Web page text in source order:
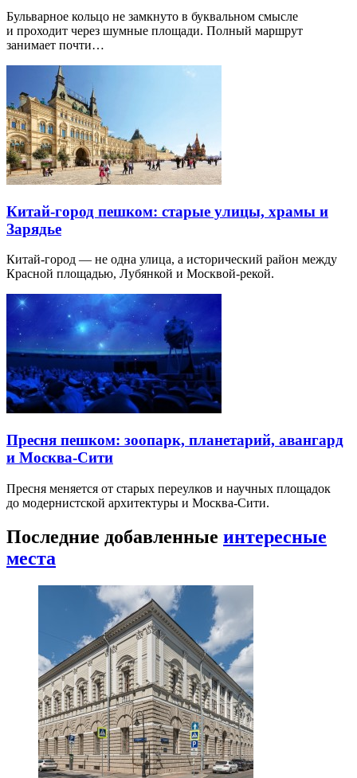
Бульварное кольцо не замкнуто в буквальном смысле
и проходит через шумные площади. Полный маршрут
занимает почти…
Китай-город пешком: старые улицы, храмы и
Зарядье
Китай-город — не одна улица, а исторический район между
Красной площадью, Лубянкой и Москвой-рекой.
Пресня пешком: зоопарк, планетарий, авангард
и Москва-Сити
Пресня меняется от старых переулков и научных площадок
до модернистской архитектуры и Москва-Сити.
Последние добавленные интересные
места